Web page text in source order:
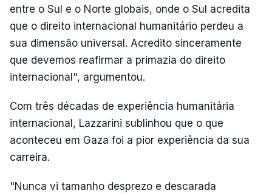
entre o Sul e o Norte globais, onde o Sul acredita
que o direito internacional humanitário perdeu a
sua dimensão universal. Acredito sinceramente
que devemos reafirmar a primazia do direito
internacional", argumentou.
Com três décadas de experiência humanitária
internacional, Lazzarini sublinhou que o que
aconteceu em Gaza foi a pior experiência da sua
carreira.
"Nunca vi tamanho desprezo e descarada